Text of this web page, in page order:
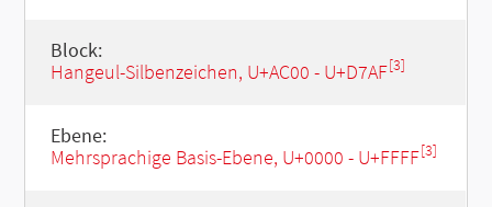
Block:
Hangeul-Silbenzeichen, U+AC00 - U+D7AF[3]
Ebene:
Mehrsprachige Basis-Ebene, U+0000 - U+FFFF[3]